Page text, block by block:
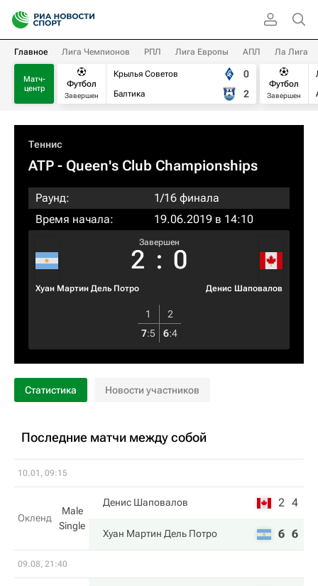
Главное Лига Чемпионов РПЛ Лига Европы АПЛ Ла Лига
Матч-
центр
Футбол
Завершен
Крылья Советов
Балтика
0
2
Футбол
Завершен
Теннис
ATP - Queen's Club Championships
Раунд:
1/16 финала
Время начала:
19.06.2019 в 14:10
Хуан Мартин Дель Потро
Завершен
2 : 0
Денис Шаповалов
1
2
7:5 6:4
Статистика Новости участников
Последние матчи между собой
10.01, 09:15
Окленд
Male
Single
Денис Шаповалов 2 4
Хуан Мартин Дель Потро 6 6
09.08, 21:40